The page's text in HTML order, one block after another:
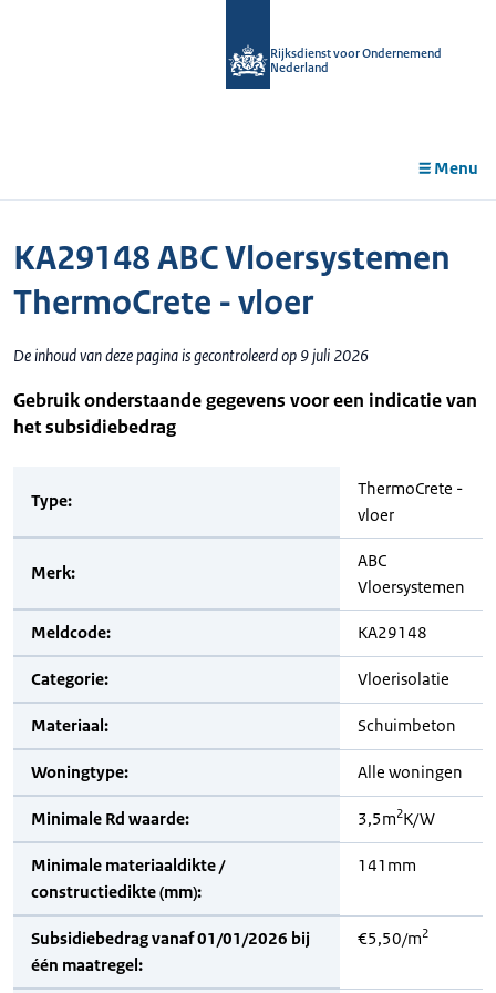
Rijksdienst voor Ondernemend
Nederland
Menu
KA29148 ABC Vloersystemen
ThermoCrete - vloer
De inhoud van deze pagina is gecontroleerd op 9 juli 2026
Gebruik onderstaande gegevens voor een indicatie van
het subsidiebedrag
Type:
ThermoCrete -
vloer
Merk:
ABC
Vloersystemen
Meldcode: KA29148
Categorie: Vloerisolatie
Materiaal: Schuimbeton
Woningtype: Alle woningen
Minimale Rd waarde: 3,5m2K/W
Minimale materiaaldikte /
constructiedikte (mm):
141mm
Subsidiebedrag vanaf 01/01/2026 bij
één maatregel:
€5,50/m2